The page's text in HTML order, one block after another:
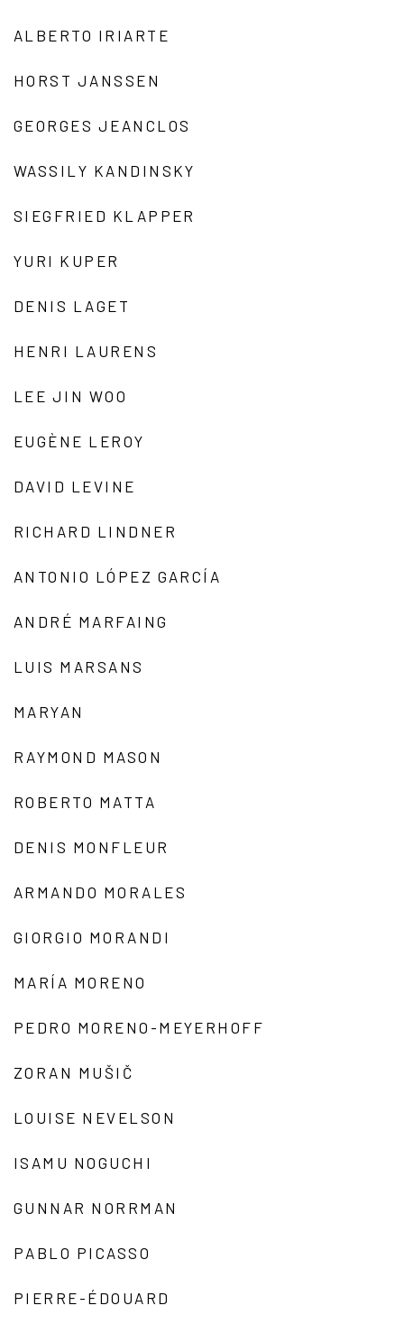
ALBERTO IRIARTE
HORST JANSSEN
GEORGES JEANCLOS
WASSILY KANDINSKY
SIEGFRIED KLAPPER
YURI KUPER
DENIS LAGET
HENRI LAURENS
LEE JIN WOO
EUGÈNE LEROY
DAVID LEVINE
RICHARD LINDNER
ANTONIO LÓPEZ GARCÍA
ANDRÉ MARFAING
LUIS MARSANS
MARYAN
RAYMOND MASON
ROBERTO MATTA
DENIS MONFLEUR
ARMANDO MORALES
GIORGIO MORANDI
MARÍA MORENO
PEDRO MORENO-MEYERHOFF
ZORAN MUŠIČ
LOUISE NEVELSON
ISAMU NOGUCHI
GUNNAR NORRMAN
PABLO PICASSO
PIERRE-ÉDOUARD